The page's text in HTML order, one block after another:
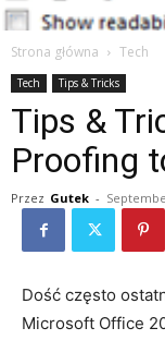
Strona główna Tech
Tech Tips & Tricks
Tips &
Proofing
Przez Gutek -
Dość często
Microsoft Office